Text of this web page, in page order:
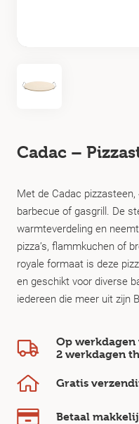
Cadac –
Met de Cadac pizzasteen,
barbecue of gasgrill. De
warmteverdeling en
pizza’s, flammkuchen of
royale formaat is deze
en geschikt voor diverse
iedereen die meer uit zijn
Op werkdagen
2 werkdagen
Gratis
Betaal